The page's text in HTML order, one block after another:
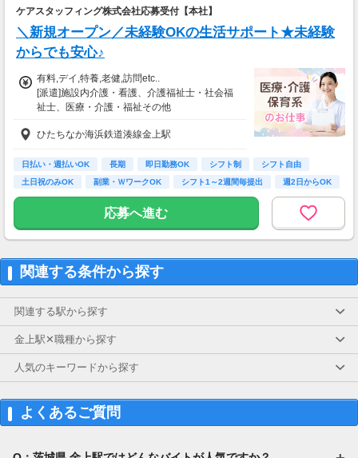
全額支給
※家チカ・駅チカなど通勤が楽な職場もご紹介
できます
ケアスタッフィング株式会社応募受付【本社】
＼新規オープン／未経験OKの生活サポート★未経験
からでも安心♪
有料,デイ,特養,老健,訪問etc..
[派遣]施設内介護・看護、介護福祉士・社会福
祉士、医療・介護・福祉その他
[派遣]時給1,650円～
※スタート時給は経験/スキルを考慮して決定
■残業手当
■深夜手当
■日払い/週払い/月払いOK
※支給対象：稼働分
■総労働時間/月×30円
紹介されたご友人の就業が
続く限り半永久的に支給！
■就業時間176時間の場合
3名紹介/毎月15,840円UP
【交通費】
少し距離のある方も安心です
ひたちなか海浜鉄道湊線金上駅
日払い・週払いOK 長期 即日勤務OK シフト制
シフト自由
土日祝のみOK
副業・ＷワークOK シフト1～2週間毎提出 週2日からOK
応募へ進む
関連する条件から探す
関連する駅から探す
金上駅✕職種から探す
人気のキーワードから探す
よくあるご質問